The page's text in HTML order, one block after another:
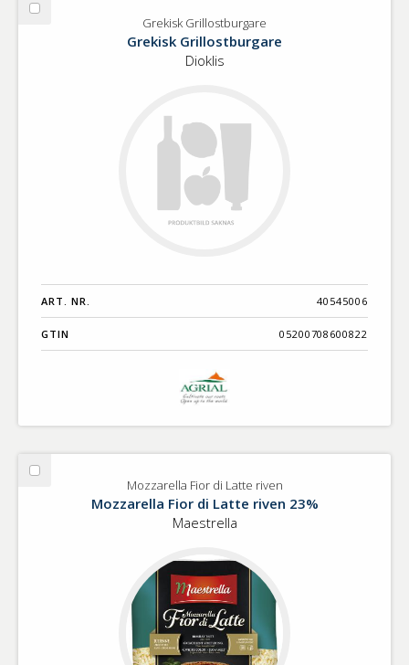
Välj
Grekisk Grillostburgare
Grekisk Grillostburgare
Dioklis
ART. NR. 40545006
GTIN 05200708600822
Välj
Mozzarella Fior di Latte riven
Mozzarella Fior di Latte riven 23%
Maestrella